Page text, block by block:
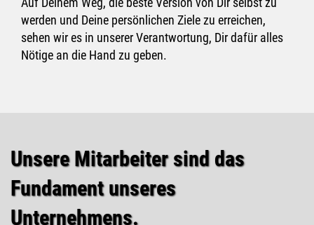
werden und Deine persönlichen Ziele zu erreichen,
sehen wir es in unserer Verantwortung, Dir dafür alles
Nötige an die Hand zu geben.
Unsere Mitarbeiter sind das
Fundament unseres
Unternehmens.